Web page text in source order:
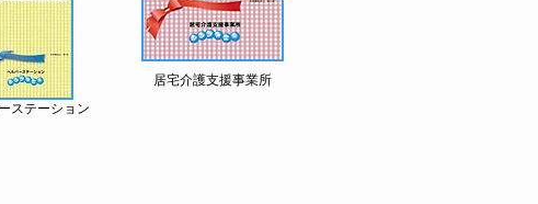
ステーション
居宅介護支援事業所